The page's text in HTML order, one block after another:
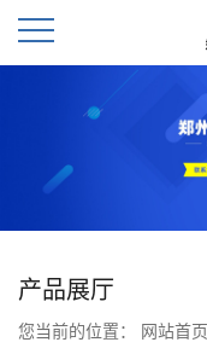
公
产品展厅
您当前的位置： 网站首页